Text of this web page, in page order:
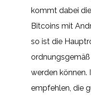
kommt dabei
Bitcoins mit
so ist die
werden können.
empfehlen, die